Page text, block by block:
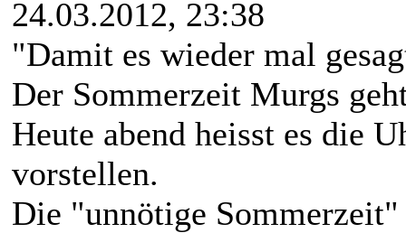
24.03.2012, 23:38
"Damit es wieder mal
Der Sommerzeit Murgs
Heute abend heisst es die
vorstellen.
Die "unnötige